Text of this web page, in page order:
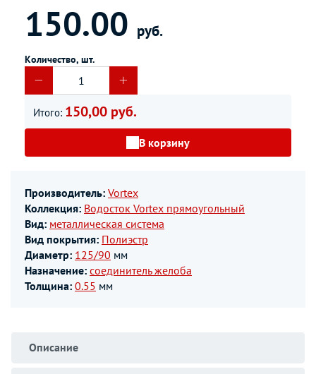
150.00 руб.
Количество, шт.
Итого: 150,00 руб.
В корзину
Производитель: Vortex
Коллекция: Водосток Vortex прямоугольный
Вид: металлическая система
Вид покрытия: Полиэстр
Диаметр: 125/90 мм
Назначение: соединитель желоба
Толщина: 0.55 мм
Описание